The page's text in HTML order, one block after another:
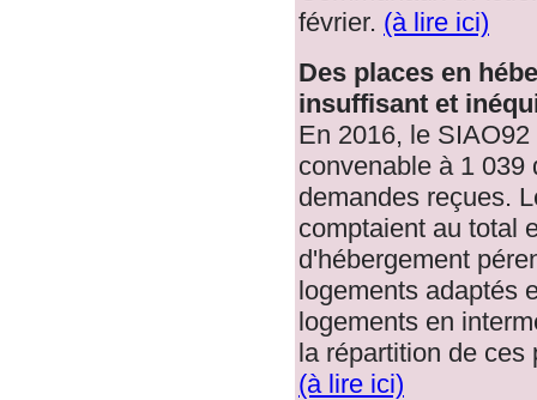
février. (à lire ici)
Des places en
insuffisant et
En 2016, le
convenable à 1 039
demandes reçues.
comptaient au total
d'hébergement
logements adaptés
logements en
la répartition de ces
(à lire ici)